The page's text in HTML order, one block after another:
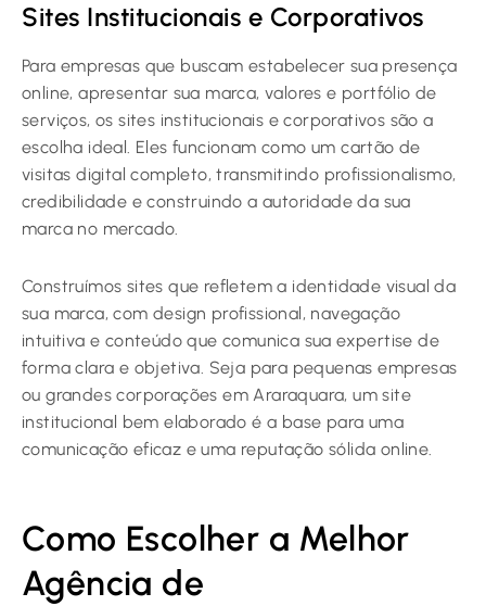
Sites Institucionais e Corporativos
Para empresas que buscam estabelecer sua presença
online, apresentar sua marca, valores e portfólio de
serviços, os sites institucionais e corporativos são a
escolha ideal. Eles funcionam como um cartão de
visitas digital completo, transmitindo profissionalismo,
credibilidade e construindo a autoridade da sua
marca no mercado.
Construímos sites que refletem a identidade visual da
sua marca, com design profissional, navegação
intuitiva e conteúdo que comunica sua expertise de
forma clara e objetiva. Seja para pequenas empresas
ou grandes corporações em Araraquara, um site
institucional bem elaborado é a base para uma
comunicação eficaz e uma reputação sólida online.
Como Escolher a Melhor
Agência de